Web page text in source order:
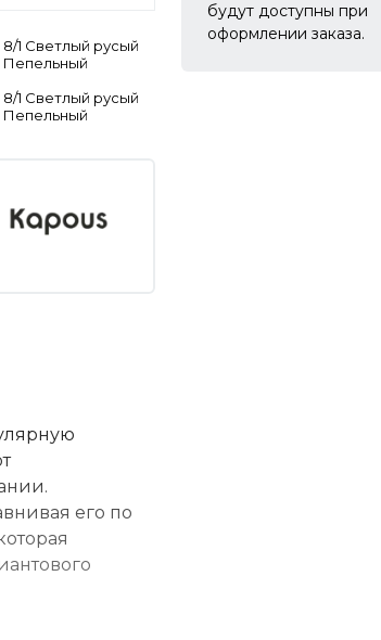
8/1 Светлый русый
Пепельный
8/1 Светлый русый
Пепельный
будут доступны при
оформлении заказа.
его по